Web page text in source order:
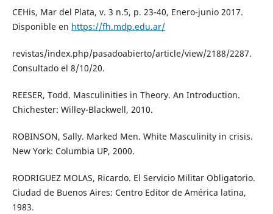
CEHis, Mar del Plata, v. 3 n.5, p. 23-40, Enero-junio 2017.
Disponible en https://fh.mdp.edu.ar/
revistas/index.php/pasadoabierto/article/view/2188/2287.
Consultado el 8/10/20.
REESER, Todd. Masculinities in Theory. An Introduction.
Chichester: Willey-Blackwell, 2010.
ROBINSON, Sally. Marked Men. White Masculinity in crisis.
New York: Columbia UP, 2000.
RODRIGUEZ MOLAS, Ricardo. El Servicio Militar Obligatorio.
Ciudad de Buenos Aires: Centro Editor de América latina,
1983.